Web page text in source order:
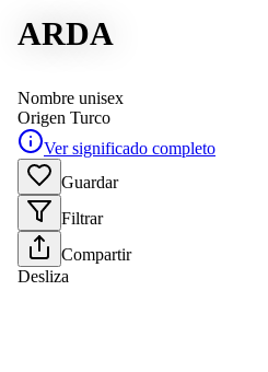
ARDA
Nombre unisex
Origen Turco
Ver significado completo
Guardar
Filtrar
Compartir
Desliza